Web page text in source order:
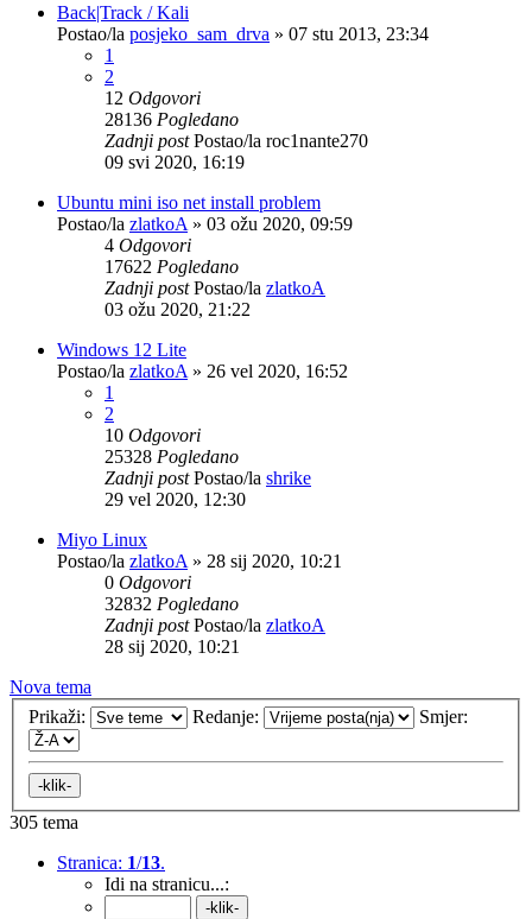
Back|Track / Kali
Postao/la posjeko_sam_drva » 07 stu 2013, 23:34
1
2
12 Odgovori
28136 Pogledano
Zadnji postPostao/la roc1nante270
09 svi 2020, 16:19
Ubuntu mini iso net install problem
Postao/la zlatkoA » 03 ožu 2020, 09:59
4 Odgovori
17622 Pogledano
Zadnji postPostao/la zlatkoA
03 ožu 2020, 21:22
Windows 12 Lite
Postao/la zlatkoA » 26 vel 2020, 16:52
1
2
10 Odgovori
25328 Pogledano
Zadnji postPostao/la shrike
29 vel 2020, 12:30
Miyo Linux
Postao/la zlatkoA » 28 sij 2020, 10:21
0 Odgovori
32832 Pogledano
Zadnji postPostao/la zlatkoA
28 sij 2020, 10:21
Nova tema
Prikaži:
Redanje: Smjer:
305 tema
Stranica: 1/13.
Idi na stranicu...: